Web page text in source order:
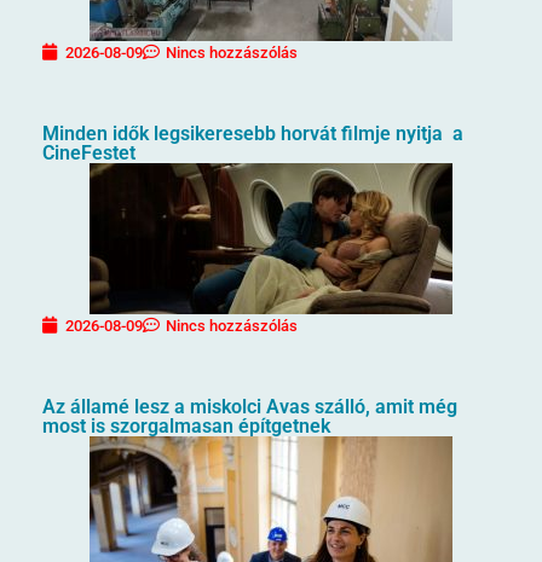
2026-08-09 Nincs hozzászólás
Minden idők legsikeresebb horvát filmje nyitja a
CineFestet
2026-08-09 Nincs hozzászólás
Az államé lesz a miskolci Avas szálló, amit még
most is szorgalmasan építgetnek